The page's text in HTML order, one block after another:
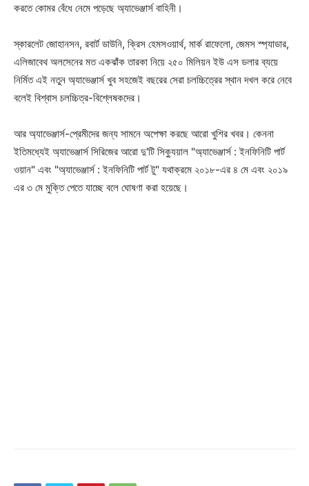
করতে কোমর বেঁধে নেমে পড়েছে অ্যাভেঞ্জার্স বাহিনী।
স্কারলেট জোহানসন, রবার্ট ডাউনি, ক্রিস হেমসওয়ার্থ, মার্ক রাফেলো, জেমস স্প্যাডার,
এলিজাবেথ অলসেনের মত একঝাঁক তারকা নিয়ে ২৫০ মিলিয়ন ইউ এস ডলার ব্যয়ে
নির্মিত এই নতুন অ্যাভেঞ্জার্স খুব সহজেই বছরের সেরা চলচ্চিত্রের স্থান দখল করে নেবে
বলেই বিশ্বাস চলচ্চিত্র-বিশ্লেষকদের।
আর অ্যাভেঞ্জার্স-প্রেমীদের জন্য সামনে অপেক্ষা করছে আরো খুশির খবর। কেননা
ইতিমধ্যেই অ্যাভেঞ্জার্স সিরিজের আরো দু'টি সিক্যুয়াল "অ্যাভেঞ্জার্স : ইনফিনিটি পার্ট
ওয়ান" এবং "অ্যাভেঞ্জার্স : ইনফিনিটি পার্ট টু" যথাক্রমে ২০১৮-এর ৪ মে এবং ২০১৯
এর ৩ মে মুক্তি পেতে যাচ্ছে বলে ঘোষণা করা হয়েছে।